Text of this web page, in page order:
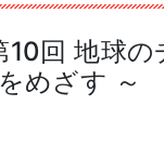
回 地球の
めざす ～